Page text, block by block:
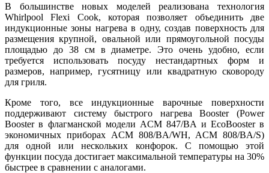
В большинстве новых моделей реализована технология
Whirlpool Flexi Cook, которая позволяет объединить две
индукционные зоны нагрева в одну, создав поверхность для
размещения крупной, овальной или прямоугольной посуды
площадью до 38 см в диаметре. Это очень удобно, если
требуется использовать посуду нестандартных форм и
размеров, например, гусятницу или квадратную сковороду
для гриля.
Кроме того, все индукционные варочные поверхности
поддерживают систему быстрого нагрева Booster (Power
Booster в флагманской модели ACM 847/BA и EcoBooster в
экономичных приборах ACM 808/BA/WH, ACM 808/BA/S)
для одной или нескольких конфорок. С помощью этой
функции посуда достигает максимальной температуры на 30%
быстрее в сравнении с аналогами.